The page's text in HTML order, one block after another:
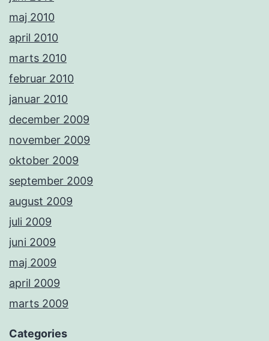
maj 2010
april 2010
marts 2010
februar 2010
januar 2010
december 2009
november 2009
oktober 2009
september 2009
august 2009
juli 2009
juni 2009
maj 2009
april 2009
marts 2009
Categories